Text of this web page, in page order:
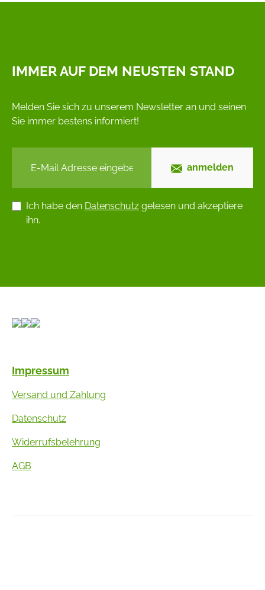
IMMER AUF DEM NEUSTEN STAND
Melden Sie sich zu unserem Newsletter an und seinen
Sie immer bestens informiert!
anmelden
Ich habe den Datenschutz gelesen und akzeptiere
ihn.
Impressum
Versand und Zahlung
Datenschutz
Widerrufsbelehrung
AGB